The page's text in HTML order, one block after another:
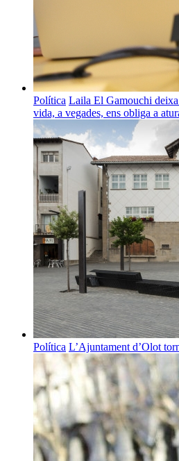
Política Laila El Gamouchi
vida, a vegades, ens obliga a
Política L’Ajuntament d’Olot